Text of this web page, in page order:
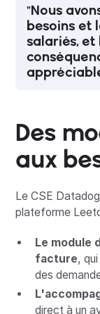
"Nous
besoins et
salariés, et
Des
aux
Le CSE
plateforme
Le module
facture,
des
direct à un